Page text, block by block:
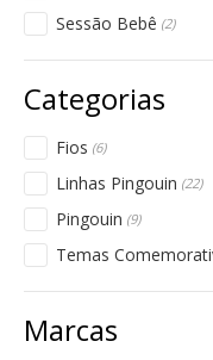
Sessão Bebê (2)
Fios (6)
Linhas Pingouin (22)
Pingouin (9)
Temas